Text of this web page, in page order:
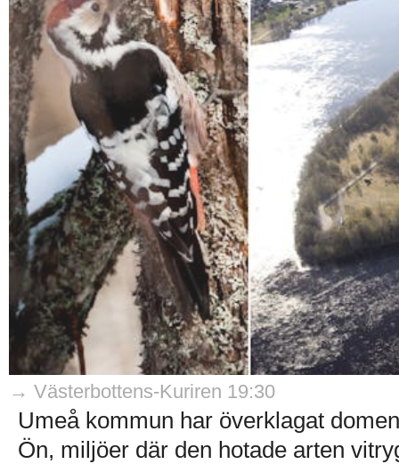
→ Västerbottens-Kuriren 19:30
Umeå kommun har överklagat
Ön, miljöer där den hotade arten